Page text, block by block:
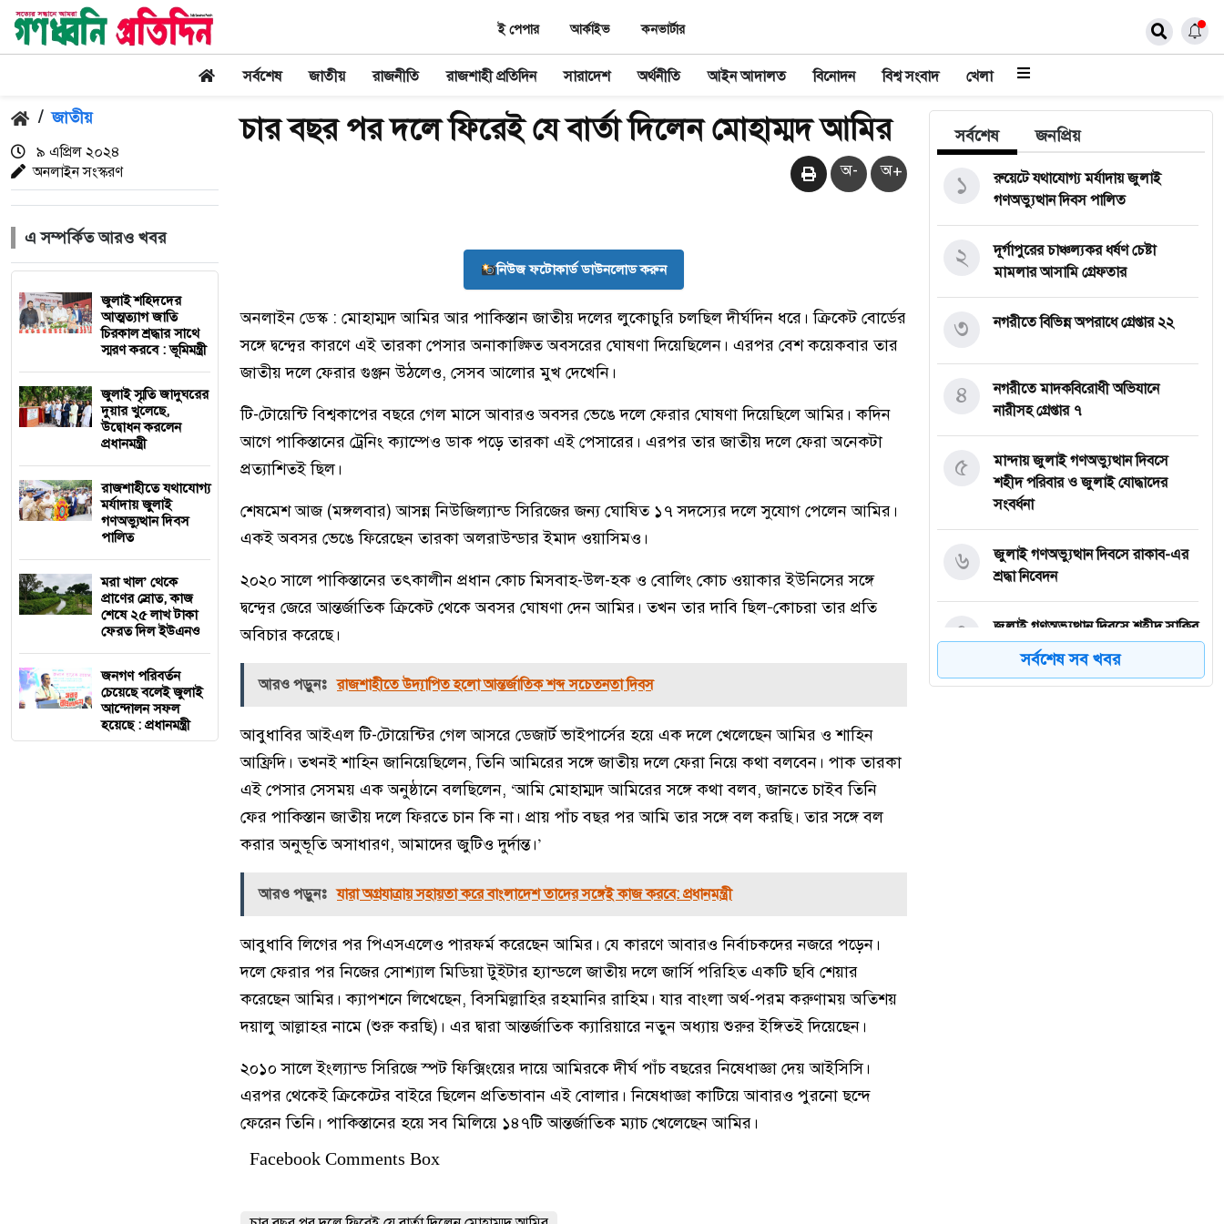
ই পেপার আর্কাইভ কনভার্টার
সর্বশেষ জাতীয় রাজনীতি রাজশাহী প্রতিদিন সারাদেশ অর্থনীতি আইন আদালত বিনোদন বিশ্ব সংবাদ খেলা
/ জাতীয়
৯ এপ্রিল ২০২৪
অনলাইন সংস্করণ
এ সম্পর্কিত আরও খবর
জুলাই শহিদদের
আত্মত্যাগ জাতি
চিরকাল শ্রদ্ধার সাথে
স্মরণ করবে : ভূমিমন্ত্রী
জুলাই স্মৃতি জাদুঘরের
দুয়ার খুলেছে,
উদ্বোধন করলেন
প্রধানমন্ত্রী
রাজশাহীতে যথাযোগ্য
মর্যাদায় জুুলাই
গণঅভ্যুত্থান দিবস
পালিত
মরা খাল’ থেকে
প্রাণের স্রোত, কাজ
শেষে ২৫ লাখ টাকা
ফেরত দিল ইউএনও
জনগণ পরিবর্তন
চেয়েছে বলেই জুলাই
আন্দোলন সফল
হয়েছে : প্রধানমন্ত্রী
চার বছর পর দলে ফিরেই যে বার্তা দিলেন মোহাম্মদ আমির
অ- অ+
নিউজ ফটোকার্ড ডাউনলোড করুন
অনলাইন ডেস্ক : মোহাম্মদ আমির আর পাকিস্তান জাতীয় দলের লুকোচুরি চলছিল দীর্ঘদিন ধরে। ক্রিকেট বোর্ডের
সঙ্গে দ্বন্দ্বের কারণে এই তারকা পেসার অনাকাঙ্ক্ষিত অবসরের ঘোষণা দিয়েছিলেন। এরপর বেশ কয়েকবার তার
জাতীয় দলে ফেরার গুঞ্জন উঠলেও, সেসব আলোর মুখ দেখেনি।
টি-টোয়েন্টি বিশ্বকাপের বছরে গেল মাসে আবারও অবসর ভেঙে দলে ফেরার ঘোষণা দিয়েছিলে আমির। কদিন
আগে পাকিস্তানের ট্রেনিং ক্যাম্পেও ডাক পড়ে তারকা এই পেসারের। এরপর তার জাতীয় দলে ফেরা অনেকটা
প্রত্যাশিতই ছিল।
শেষমেশ আজ (মঙ্গলবার) আসন্ন নিউজিল্যান্ড সিরিজের জন্য ঘোষিত ১৭ সদস্যের দলে সুযোগ পেলেন আমির।
একই অবসর ভেঙে ফিরেছেন তারকা অলরাউন্ডার ইমাদ ওয়াসিমও।
২০২০ সালে পাকিস্তানের তৎকালীন প্রধান কোচ মিসবাহ-উল-হক ও বোলিং কোচ ওয়াকার ইউনিসের সঙ্গে
দ্বন্দ্বের জেরে আন্তর্জাতিক ক্রিকেট থেকে অবসর ঘোষণা দেন আমির। তখন তার দাবি ছিল–কোচরা তার প্রতি
অবিচার করেছে।
আরও পড়ুনঃ রাজশাহীতে উদ্যাপিত হলো আন্তর্জাতিক শব্দ সচেতনতা দিবস
আবুধাবির আইএল টি-টোয়েন্টির গেল আসরে ডেজার্ট ভাইপার্সের হয়ে এক দলে খেলেছেন আমির ও শাহিন
আফ্রিদি। তখনই শাহিন জানিয়েছিলেন, তিনি আমিরের সঙ্গে জাতীয় দলে ফেরা নিয়ে কথা বলবেন। পাক তারকা
এই পেসার সেসময় এক অনুষ্ঠানে বলছিলেন, ‘আমি মোহাম্মদ আমিরের সঙ্গে কথা বলব, জানতে চাইব তিনি
ফের পাকিস্তান জাতীয় দলে ফিরতে চান কি না। প্রায় পাঁচ বছর পর আমি তার সঙ্গে বল করছি। তার সঙ্গে বল
করার অনুভূতি অসাধারণ, আমাদের জুটিও দুর্দান্ত।’
আরও পড়ুনঃ যারা অগ্রযাত্রায় সহায়তা করে বাংলাদেশ তাদের সঙ্গেই কাজ করবে: প্রধানমন্ত্রী
আবুধাবি লিগের পর পিএসএলেও পারফর্ম করেছেন আমির। যে কারণে আবারও নির্বাচকদের নজরে পড়েন।
দলে ফেরার পর নিজের সোশ্যাল মিডিয়া টুইটার হ্যান্ডলে জাতীয় দলে জার্সি পরিহিত একটি ছবি শেয়ার
করেছেন আমির। ক্যাপশনে লিখেছেন, বিসমিল্লাহির রহমানির রাহিম। যার বাংলা অর্থ-পরম করুণাময় অতিশয়
দয়ালু আল্লাহর নামে (শুরু করছি)। এর দ্বারা আন্তর্জাতিক ক্যারিয়ারে নতুন অধ্যায় শুরুর ইঙ্গিতই দিয়েছেন।
২০১০ সালে ইংল্যান্ড সিরিজে স্পট ফিক্সিংয়ের দায়ে আমিরকে দীর্ঘ পাঁচ বছরের নিষেধাজ্ঞা দেয় আইসিসি।
এরপর থেকেই ক্রিকেটের বাইরে ছিলেন প্রতিভাবান এই বোলার। নিষেধাজ্ঞা কাটিয়ে আবারও পুরনো ছন্দে
ফেরেন তিনি। পাকিস্তানের হয়ে সব মিলিয়ে ১৪৭টি আন্তর্জাতিক ম্যাচ খেলেছেন আমির।
Facebook Comments Box
সর্বশেষ জনপ্রিয়
রুয়েটে যথাযোগ্য মর্যাদায় জুলাই
গণঅভ্যুত্থান দিবস পালিত
১
দূর্গাপুরের চাঞ্চল্যকর ধর্ষণ চেষ্টা
মামলার আসামি গ্রেফতার
২
নগরীতে বিভিন্ন অপরাধে গ্রেপ্তার ২২
৩
নগরীতে মাদকবিরোধী অভিযানে
নারীসহ গ্রেপ্তার ৭
৪
মান্দায় জুলাই গণঅভ্যুত্থান দিবসে
শহীদ পরিবার ও জুলাই যোদ্ধাদের
সংবর্ধনা
৫
জুলাই গণঅভ্যুত্থান দিবসে রাকাব-এর
শ্রদ্ধা নিবেদন
৬
জুলাই গণঅভ্যুত্থান দিবসে শহীদ সাকিব
আঞ্জুমানের কবর জিয়ারত
৭
সর্বশেষ সব খবর